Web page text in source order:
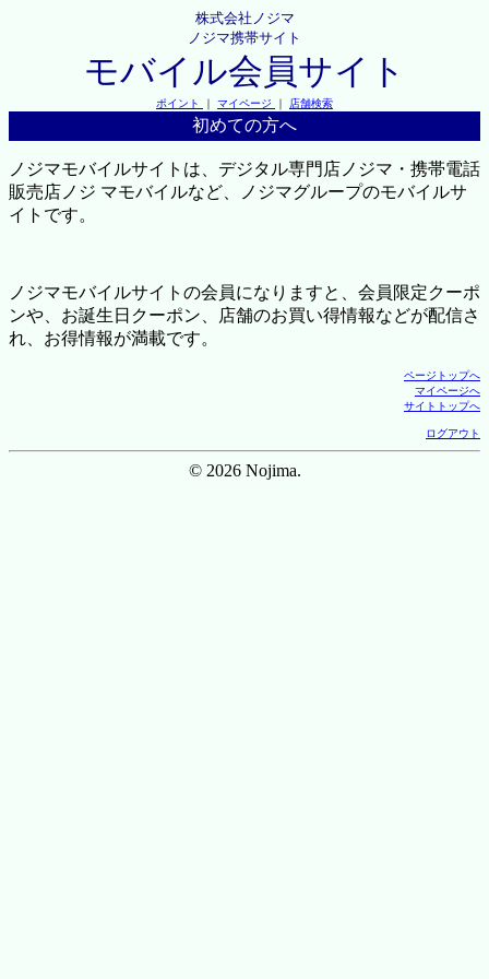
株式会社ノジマ
ノジマ携帯サイト
モバイル会員サイト
ポイント ｜ マイページ ｜ 店舗検索
初めての方へ
ノジマモバイルサイトは、デジタル専門店ノジマ・携帯電話
販売店ノジ マモバイルなど、ノジマグループのモバイルサ
イトです。
ノジマモバイルサイトの会員になりますと、会員限定クーポ
ンや、お誕生日クーポン、店舗のお買い得情報などが配信さ
れ、お得情報が満載です。
ページトップへ
マイページへ
サイトトップへ
ログアウト
© 2026 Nojima.